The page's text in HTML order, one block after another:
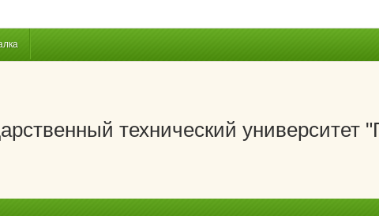
технический университет